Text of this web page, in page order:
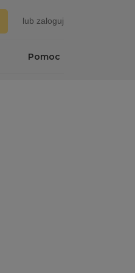
lub zaloguj
Pomoc